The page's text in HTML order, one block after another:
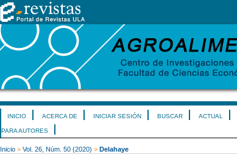
INICIO ACERCA DE INICIAR SESIÓN BUSCAR ACTUAL
PARA AUTORES
Inicio > Vol. 26, Núm. 50 (2020) > Delahaye